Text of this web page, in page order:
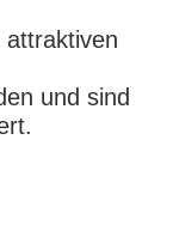
attraktiven
und sind